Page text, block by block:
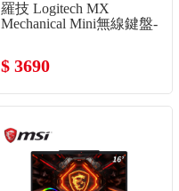
羅技 Logitech MX
Mechanical Mini無線鍵盤-
$ 3690